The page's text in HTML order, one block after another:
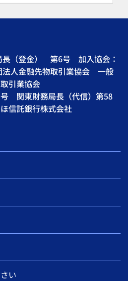
長（登金） 第6号 加入協会：
法人金融先物取引業協会 一般
引業協会
関東財務局長（代信）第58
信託銀行株式会社
い